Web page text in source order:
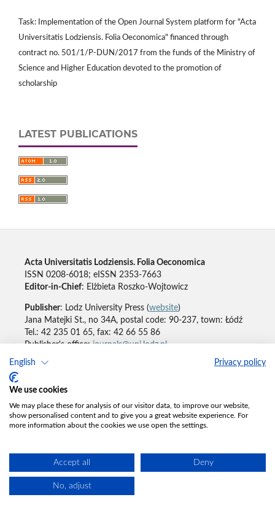
English Privacy policy
We use cookies
We may place these for analysis of our visitor data, to improve our website,
show personalised content and to give you a great website experience. For
more information about the cookies we use open the settings.
Accept all Deny
No, adjust
Task: Implementation of the Open Journal System platform for "Acta
Universitatis Lodziensis. Folia Oeconomica" financed through
contract no. 501/1/P-DUN/2017 from the funds of the Ministry of
Science and Higher Education devoted to the promotion of
scholarship
LATEST PUBLICATIONS
Acta Universitatis Lodziensis. Folia Oeconomica
ISSN 0208-6018; eISSN 2353-7663
Editor-in-Chief: Elżbieta Roszko-Wojtowicz
Publisher: Lodz University Press (website)
Jana Matejki St., no 34A, postal code: 90-237, town: Łódź
Tel.: 42 235 01 65, fax: 42 66 55 86
Publisher's office:journals@uni.lodz.pl
Accesibility declaration